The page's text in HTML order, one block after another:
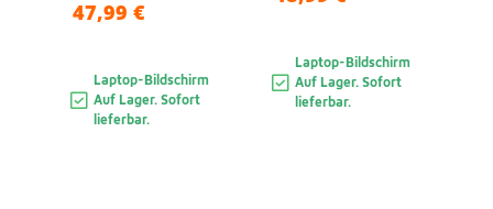
47,99 €
Laptop-Bildschirm
Auf Lager. Sofort
lieferbar.
Laptop-Bildschirm
Auf Lager. Sofort
lieferbar.